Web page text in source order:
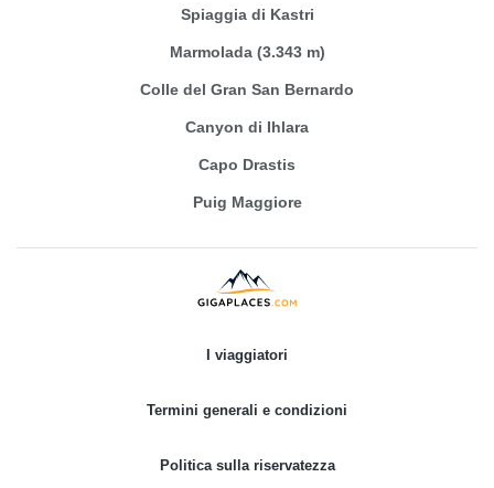
Spiaggia di Kastri
Marmolada (3.343 m)
Colle del Gran San Bernardo
Canyon di Ihlara
Capo Drastis
Puig Maggiore
I viaggiatori
Termini generali e condizioni
Politica sulla riservatezza